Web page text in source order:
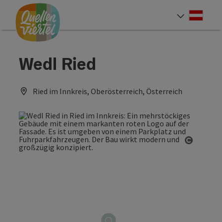
Zum Inhalt
Zur Navigation
Zum Seitenanfang
Wedl Ried
Ried im Innkreis, Oberösterreich, Österreich